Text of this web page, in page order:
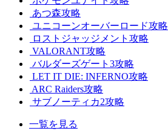
あつ森攻略
ユニコーンオーバーロード攻略
ロストジャッジメント攻略
VALORANT攻略
バルダーズゲート3攻略
LET IT DIE: INFERNO攻略
ARC Raiders攻略
サブノーティカ2攻略
一覧を見る